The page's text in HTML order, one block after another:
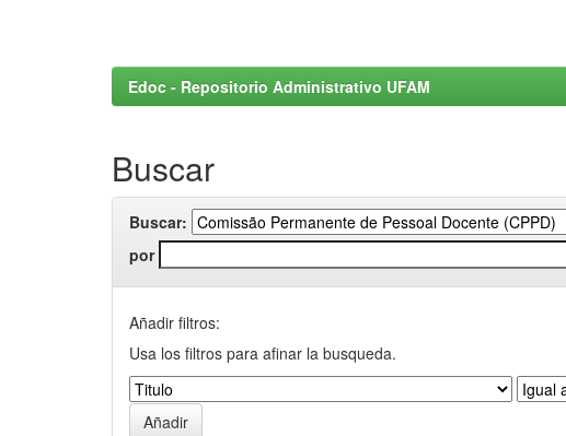
Edoc - Repositorio Administrativo UFAM
Buscar
Buscar:
por
Añadir filtros:
Usa los filtros para afinar la busqueda.